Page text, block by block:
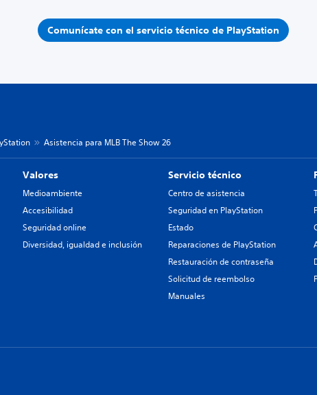
Comunícate con el servicio técnico de PlayStation
Asistencia para MLB The Show 26
Valores
Medioambiente
Accesibilidad
Seguridad online
Diversidad, igualdad e inclusión
Servicio técnico
Centro de asistencia
Seguridad en PlayStation
Estado
Reparaciones de PlayStation
Restauración de contraseña
Solicitud de reembolso
Manuales